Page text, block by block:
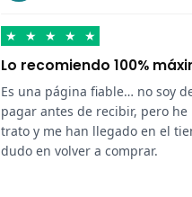
★ ★ ★ ★ ★
Lo recomiendo 100%
Es una página fiable… no soy
pagar antes de recibir, pero
trato y me han llegado en el
dudo en volver a comprar.